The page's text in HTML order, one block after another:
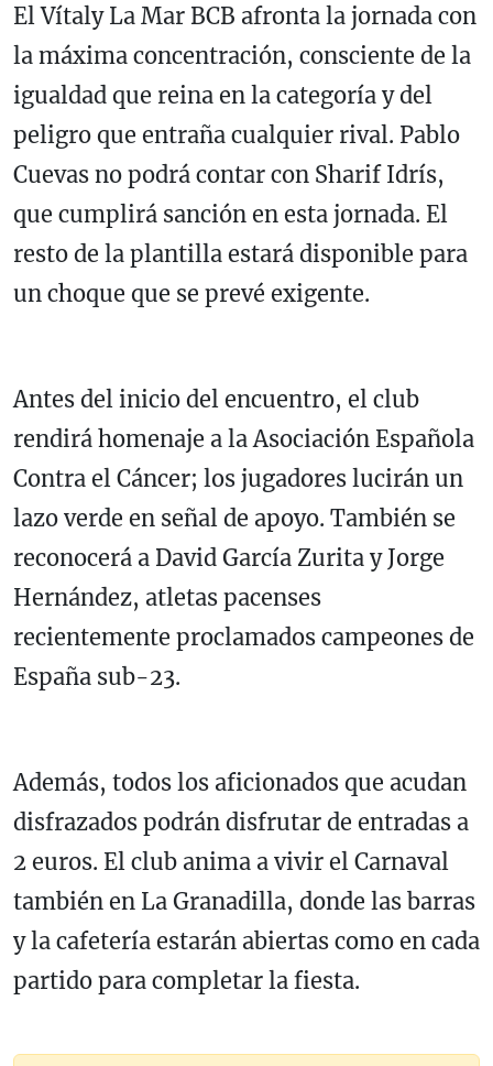
El Vítaly La Mar BCB afronta la jornada con
la máxima concentración, consciente de la
igualdad que reina en la categoría y del
peligro que entraña cualquier rival. Pablo
Cuevas no podrá contar con Sharif Idrís,
que cumplirá sanción en esta jornada. El
resto de la plantilla estará disponible para
un choque que se prevé exigente.
Antes del inicio del encuentro, el club
rendirá homenaje a la Asociación Española
Contra el Cáncer; los jugadores lucirán un
lazo verde en señal de apoyo. También se
reconocerá a David García Zurita y Jorge
Hernández, atletas pacenses
recientemente proclamados campeones de
España sub-23.
Además, todos los aficionados que acudan
disfrazados podrán disfrutar de entradas a
2 euros. El club anima a vivir el Carnaval
también en La Granadilla, donde las barras
y la cafetería estarán abiertas como en cada
partido para completar la fiesta.